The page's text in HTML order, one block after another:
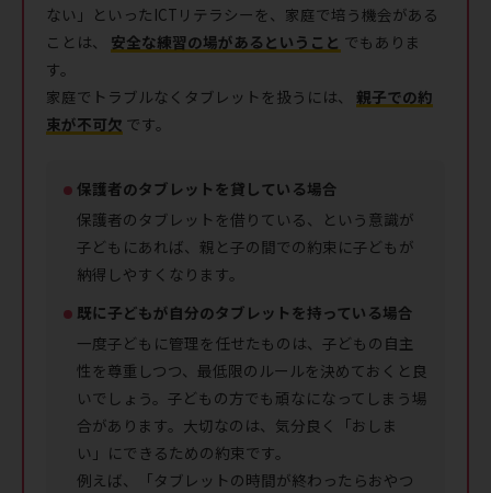
ない」といったICTリテラシーを、家庭で培う機会がある
ことは、 安全な練習の場があるということ でもありま
す。
家庭でトラブルなくタブレットを扱うには、 親子での約
束が不可欠 です。
保護者のタブレットを貸している場合
保護者のタブレットを借りている、という意識が
子どもにあれば、親と子の間での約束に子どもが
納得しやすくなります。
既に子どもが自分のタブレットを持っている場合
一度子どもに管理を任せたものは、子どもの自主
性を尊重しつつ、最低限のルールを決めておくと良
いでしょう。子どもの方でも頑なになってしまう場
合があります。大切なのは、気分良く「おしま
い」にできるための約束です。
例えば、「タブレットの時間が終わったらおやつ